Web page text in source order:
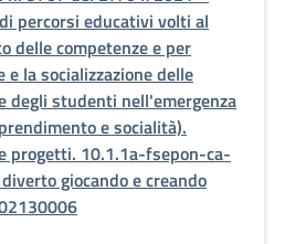
percorsi educativi volti al
delle competenze e per
e la socializzazione delle
degli studenti nell'emergenza
e socialità).
progetti. 10.1.1a-fsepon-ca-
giocando e creando